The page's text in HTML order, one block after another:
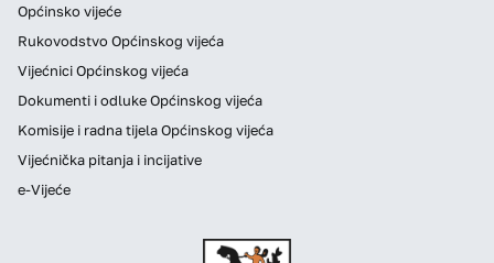
Općinsko vijeće
Rukovodstvo Općinskog vijeća
Vijećnici Općinskog vijeća
Dokumenti i odluke Općinskog vijeća
Komisije i radna tijela Općinskog vijeća
Vijećnička pitanja i incijative
e-Vijeće